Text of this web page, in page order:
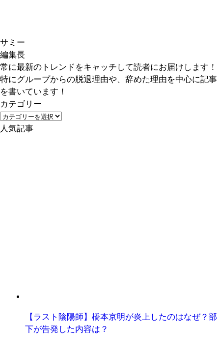
サミー
編集長
常に最新のトレンドをキャッチして読者にお届けします！
特にグループからの脱退理由や、辞めた理由を中心に記事
を書いています！
カテゴリー
カ
テ
人気記事
【ラスト陰陽師】橋本京明が炎上したのはなぜ？部
下が告発した内容は？